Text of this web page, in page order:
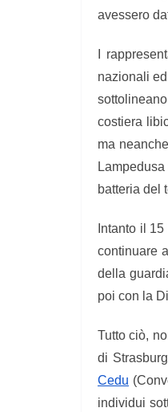
avessero
I
nazionali
costiera
ma
batteria del
Intanto il
continuare
della
poi con la
Tutto ciò,
di
Cedu
individui